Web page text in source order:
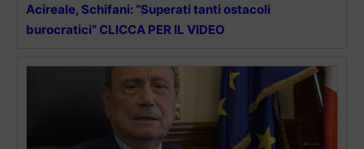
Acireale, Schifani: “Superati tanti ostacoli
burocratici” CLICCA PER IL VIDEO